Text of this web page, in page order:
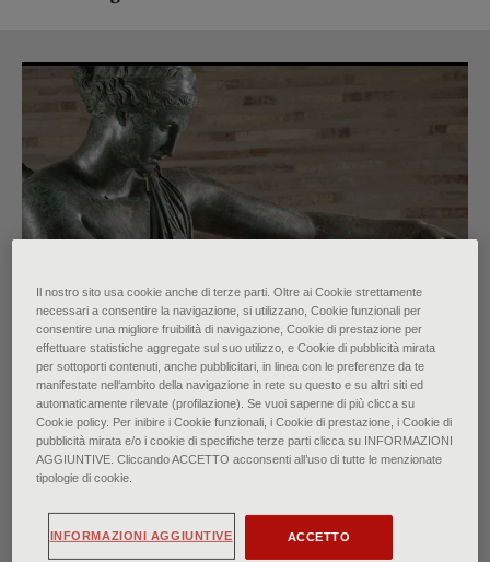
Il restauro: La Vittoria
Alata torna a Brescia
di Federico Poletti ∙ Marzo 2021
Il nostro sito usa cookie anche di terze parti. Oltre ai Cookie strettamente
necessari a consentire la navigazione, si utilizzano, Cookie funzionali per
consentire una migliore fruibilità di navigazione, Cookie di prestazione per
effettuare statistiche aggregate sul suo utilizzo, e Cookie di pubblicità mirata
per sottoporti contenuti, anche pubblicitari, in linea con le preferenze da te
manifestate nell‘ambito della navigazione in rete su questo e su altri siti ed
automaticamente rilevate (profilazione). Se vuoi saperne di più clicca su
Cookie policy. Per inibire i Cookie funzionali, i Cookie di prestazione, i Cookie di
pubblicità mirata e/o i cookie di specifiche terze parti clicca su INFORMAZIONI
AGGIUNTIVE. Cliccando ACCETTO acconsenti all’uso di tutte le menzionate
tipologie di cookie.
ACCETTO
INFORMAZIONI AGGIUNTIVE